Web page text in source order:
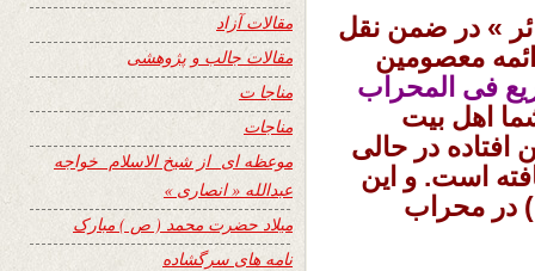
» در ضمن نقل
معصومین
فی المحراب
اهل بیت
در حالی
است. و این
در محراب
مقالات آزاد
مقالات جالب و پژوهشی
مناجا ت
مناجات
موعظه ای از شیخ الاسلام خواجه
عبدالله « انصاری »
میلاد حضرت محمد ( ص ) مبارک
نامه های سرگشاده